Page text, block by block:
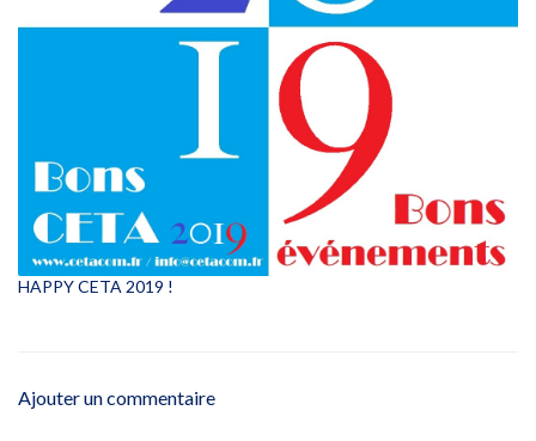
HAPPY CETA 2019 !
Ajouter un commentaire